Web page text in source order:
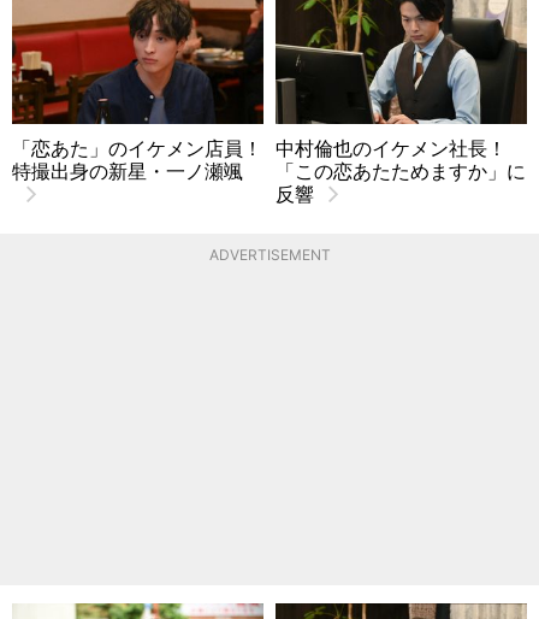
「恋あた」のイケメン店員！
特撮出身の新星・一ノ瀬颯
中村倫也のイケメン社長！
「この恋あたためますか」に
反響
ADVERTISEMENT